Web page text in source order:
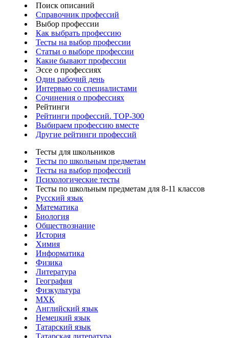
Поиск описаний
Справочник профессий
Выбор профессии
Как выбрать профессию
Тесты на выбор профессии
Статьи о выборе профессии
Какие бывают профессии
Эссе о профессиях
Один рабочий день
Интервью со специалистами
Сочинения о профессиях
Рейтинги
Рейтинги профессий. TOP-300
Выбираем профессию вместе
Другие рейтинги профессий
Тесты для школьников
Тесты по школьным предметам
Тесты на выбор профессий
Психологические тесты
Тесты по школьным предметам для 8-11 классов
Русский язык
Математика
Биология
Обществознание
История
Химия
Информатика
Физика
Литература
География
Физкультура
МХК
Английский язык
Немецкий язык
Татарский язык
Татарская литература